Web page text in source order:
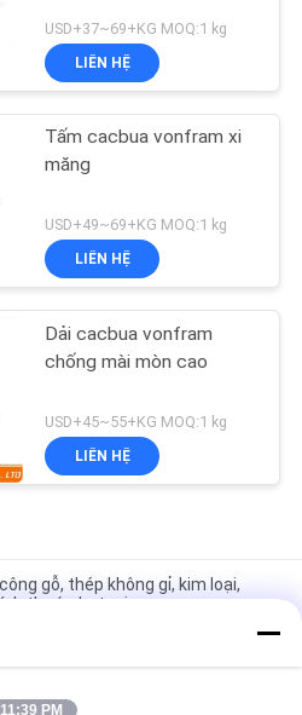
USD+37~69+KG MOQ:1 kg
LIÊN HỆ
Tấm cacbua vonfram xi
măng
USD+49~69+KG MOQ:1 kg
LIÊN HỆ
Dải cacbua vonfram
chống mài mòn cao
USD+45~55+KG MOQ:1 kg
LIÊN HỆ
gỗ, thép không gỉ, kim loại,
thước hạt mịn
thanh để gia công gang thành
sắc bén
11:39 PM